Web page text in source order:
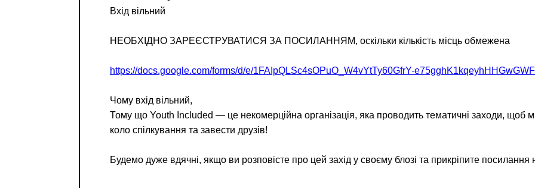
Вхід вільний
НЕОБХІДНО ЗАРЕЄСТРУВАТИСЯ ЗА ПОСИЛАННЯМ, оскільки кількість місць обмежена
https://docs.google.com/forms/d/e/1FAIpQLSc4sOPuO_W4vYtTy60GfrY-
Чому вхід вільний,
Тому що Youth Included — це некомерційна організація, яка проводить тематичні заходи, щоб
коло спілкування та завести друзів!
Будемо дуже вдячні, якщо ви розповісте про цей захід у своєму блозі та прикріпите посилання